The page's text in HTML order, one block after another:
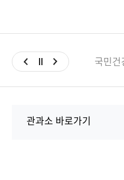
국민
관과소 바로가기